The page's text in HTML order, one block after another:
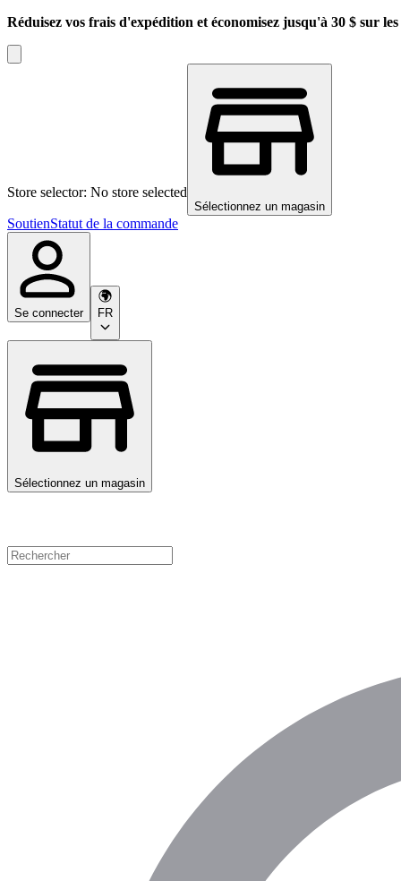
Réduisez vos frais d'expédition et économisez jusqu'à 30 $ sur
Store selector: No store selected
Sélectionnez un magasin
SoutienStatut de la commande
Se connecter FR
Sélectionnez un magasin